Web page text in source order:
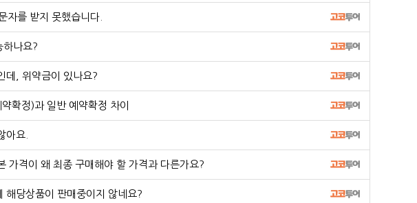
자를 받지 못했습니다.
하나요?
데, 위약금이 있나요?
확정)과 일반 예약확정 차이
아요.
가격이 왜 최종 구매해야 할 가격과 다른가요?
해당상품이 판매중이지 않네요?